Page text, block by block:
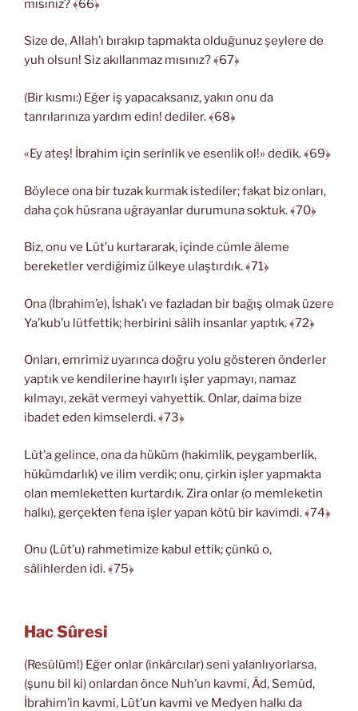
mısınız? ﴾66﴿
Size de, Allah’ı bırakıp tapmakta olduğunuz şeylere de
yuh olsun! Siz akıllanmaz mısınız? ﴾67﴿
(Bir kısmı:) Eğer iş yapacaksanız, yakın onu da
tanrılarınıza yardım edin! dediler. ﴾68﴿
«Ey ateş! İbrahim için serinlik ve esenlik ol!» dedik. ﴾69﴿
Böylece ona bir tuzak kurmak istediler; fakat biz onları,
daha çok hüsrana uğrayanlar durumuna soktuk. ﴾70﴿
Biz, onu ve Lût’u kurtararak, içinde cümle âleme
bereketler verdiğimiz ülkeye ulaştırdık. ﴾71﴿
Ona (İbrahim’e), İshak’ı ve fazladan bir bağış olmak üzere
Ya’kub’u lütfettik; herbirini sâlih insanlar yaptık. ﴾72﴿
Onları, emrimiz uyarınca doğru yolu gösteren önderler
yaptık ve kendilerine hayırlı işler yapmayı, namaz
kılmayı, zekât vermeyi vahyettik. Onlar, daima bize
ibadet eden kimselerdi. ﴾73﴿
Lût’a gelince, ona da hüküm (hakimlik, peygamberlik,
hükümdarlık) ve ilim verdik; onu, çirkin işler yapmakta
olan memleketten kurtardık. Zira onlar (o memleketin
halkı), gerçekten fena işler yapan kötü bir kavimdi. ﴾74﴿
Onu (Lût’u) rahmetimize kabul ettik; çünkü o,
sâlihlerden idi. ﴾75﴿
Hac Sûresi
(Resûlüm!) Eğer onlar (inkârcılar) seni yalanlıyorlarsa,
(şunu bil ki) onlardan önce Nuh’un kavmi, Âd, Semûd,
İbrahim’in kavmi, Lût’un kavmi ve Medyen halkı da